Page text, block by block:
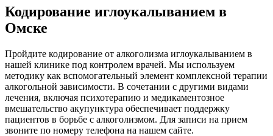
Кодирование иглоукалыванием в
Омске
Пройдите кодирование от алкоголизма иглоукалыванием в
нашей клинике под контролем врачей. Мы используем
методику как вспомогательный элемент комплексной терапии
алкогольной зависимости. В сочетании с другими видами
лечения, включая психотерапию и медикаментозное
вмешательство акупунктура обеспечивает поддержку
пациентов в борьбе с алкоголизмом. Для записи на прием
звоните по номеру телефона на нашем сайте.